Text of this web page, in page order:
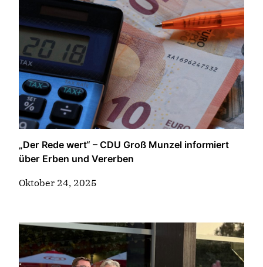
„Der Rede wert“ – CDU Groß Munzel informiert
über Erben und Vererben
Oktober 24, 2025